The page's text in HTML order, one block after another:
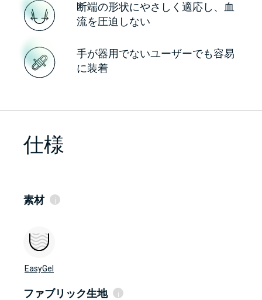
断端の形状にやさしく適応し、血
流を圧迫しない
手が器用でないユーザーでも容易
に装着
仕様
素材 i
ーに最適です。
EasyGel
ファブリック生地 i